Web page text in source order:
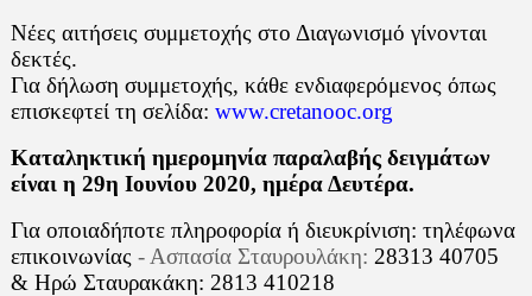
Νέες αιτήσεις συμμετοχής στο Διαγωνισμό γίνονται
δεκτές.
Για δήλωση συμμετοχής, κάθε ενδιαφερόμενος όπως
επισκεφτεί τη σελίδα: www.cretanooc.org
Καταληκτική ημερομηνία παραλαβής δειγμάτων
είναι η 29η Ιουνίου 2020, ημέρα Δευτέρα.
Για οποιαδήποτε πληροφορία ή διευκρίνιση: τηλέφωνα
επικοινωνίας - Ασπασία Σταυρουλάκη: 28313 40705
& Ηρώ Σταυρακάκη: 2813 410218